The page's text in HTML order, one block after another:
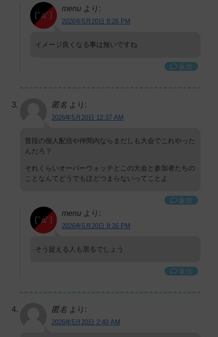
menu より:
2026年5月20日 8:26 PM
イメージ良くなる事は無いですね
返信
匿名 より:
2026年5月20日 12:37 AM
普段の個人配信や仲間内ならまだしも大会でこれやった
んだろ？
それくらいオーバーウォッチとこの大会と参加者たちの
ことなんてどうでもほどつまらないってことよ
返信
menu より:
2026年5月20日 8:26 PM
そう捉える人も居るでしょう
返信
匿名 より:
2026年5月20日 2:40 AM